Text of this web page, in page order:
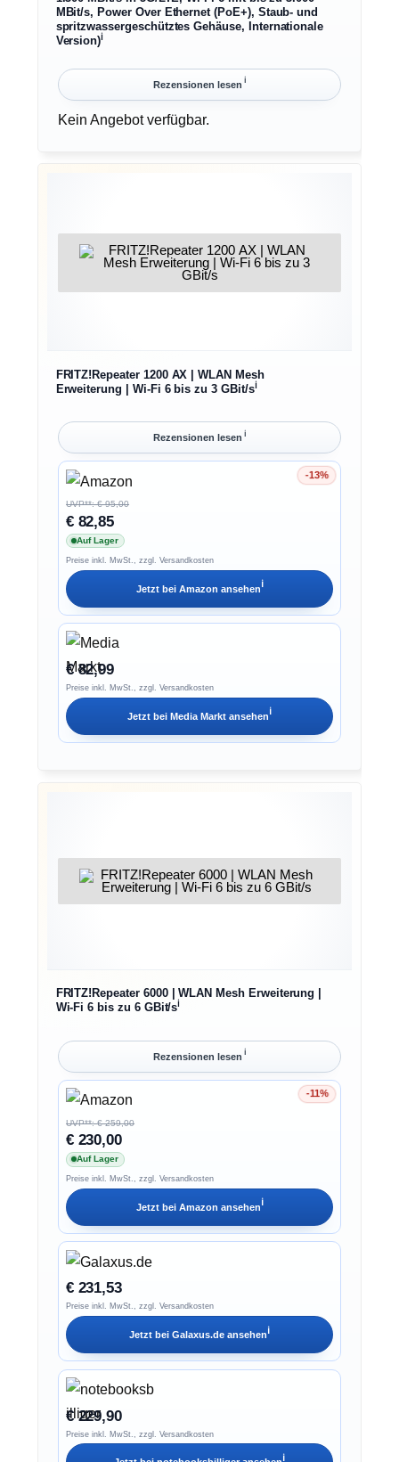
MBit/s, Power Over Ethernet (PoE+), Staub- und
spritzwassergeschütztes Gehäuse, Internationale
Version)ℹ︎
Rezensionen lesen ℹ︎
Kein Angebot verfügbar.
FRITZ!Repeater 1200 AX | WLAN Mesh
Erweiterung | Wi-Fi 6 bis zu 3 GBit/sℹ︎
Rezensionen lesen ℹ︎
-13%
Ersparnis 13%
UVP**: € 95,00
€ 82,85
Auf Lager
Preise inkl. MwSt., zzgl. Versandkosten
Jetzt bei Amazon ansehenℹ︎
€ 82,99
Preise inkl. MwSt., zzgl. Versandkosten
Jetzt bei Media Markt ansehenℹ︎
FRITZ!Repeater 6000 | WLAN Mesh Erweiterung |
Wi-Fi 6 bis zu 6 GBit/sℹ︎
Rezensionen lesen ℹ︎
-11%
Ersparnis 11%
UVP**: € 259,00
€ 230,00
Auf Lager
Preise inkl. MwSt., zzgl. Versandkosten
Jetzt bei Amazon ansehenℹ︎
€ 231,53
Preise inkl. MwSt., zzgl. Versandkosten
Jetzt bei Galaxus.de ansehenℹ︎
€ 229,90
Preise inkl. MwSt., zzgl. Versandkosten
ℹ︎